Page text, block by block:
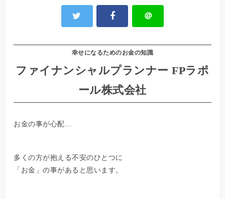
＠
幸せになるためのお金の知識
ファイナンシャルプランナー FPラポ
ール株式会社
お金の事が心配…
多くの方が抱える不安のひとつに
「お金」の事があると思います。